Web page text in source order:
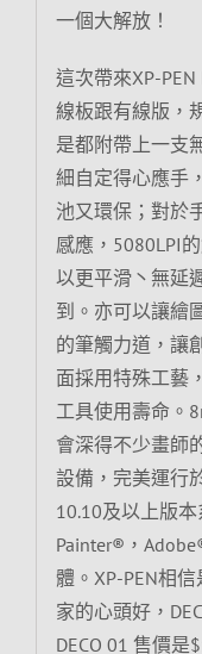
一個大解放！
這次帶來XP-
線板跟有線版，
是都附帶上一支
細自定得心應手
池又環保；對於
感應，5080LPI
以更平滑丶無延
到。亦可以讓繪
的筆觸力道，讓
面採用特殊工藝
工具使用壽命。
會深得不少畫師
設備，完美運行
10.10及以上版
Painter®，
體。XP-PEN相
家的心頭好，
DECO 01 售價是